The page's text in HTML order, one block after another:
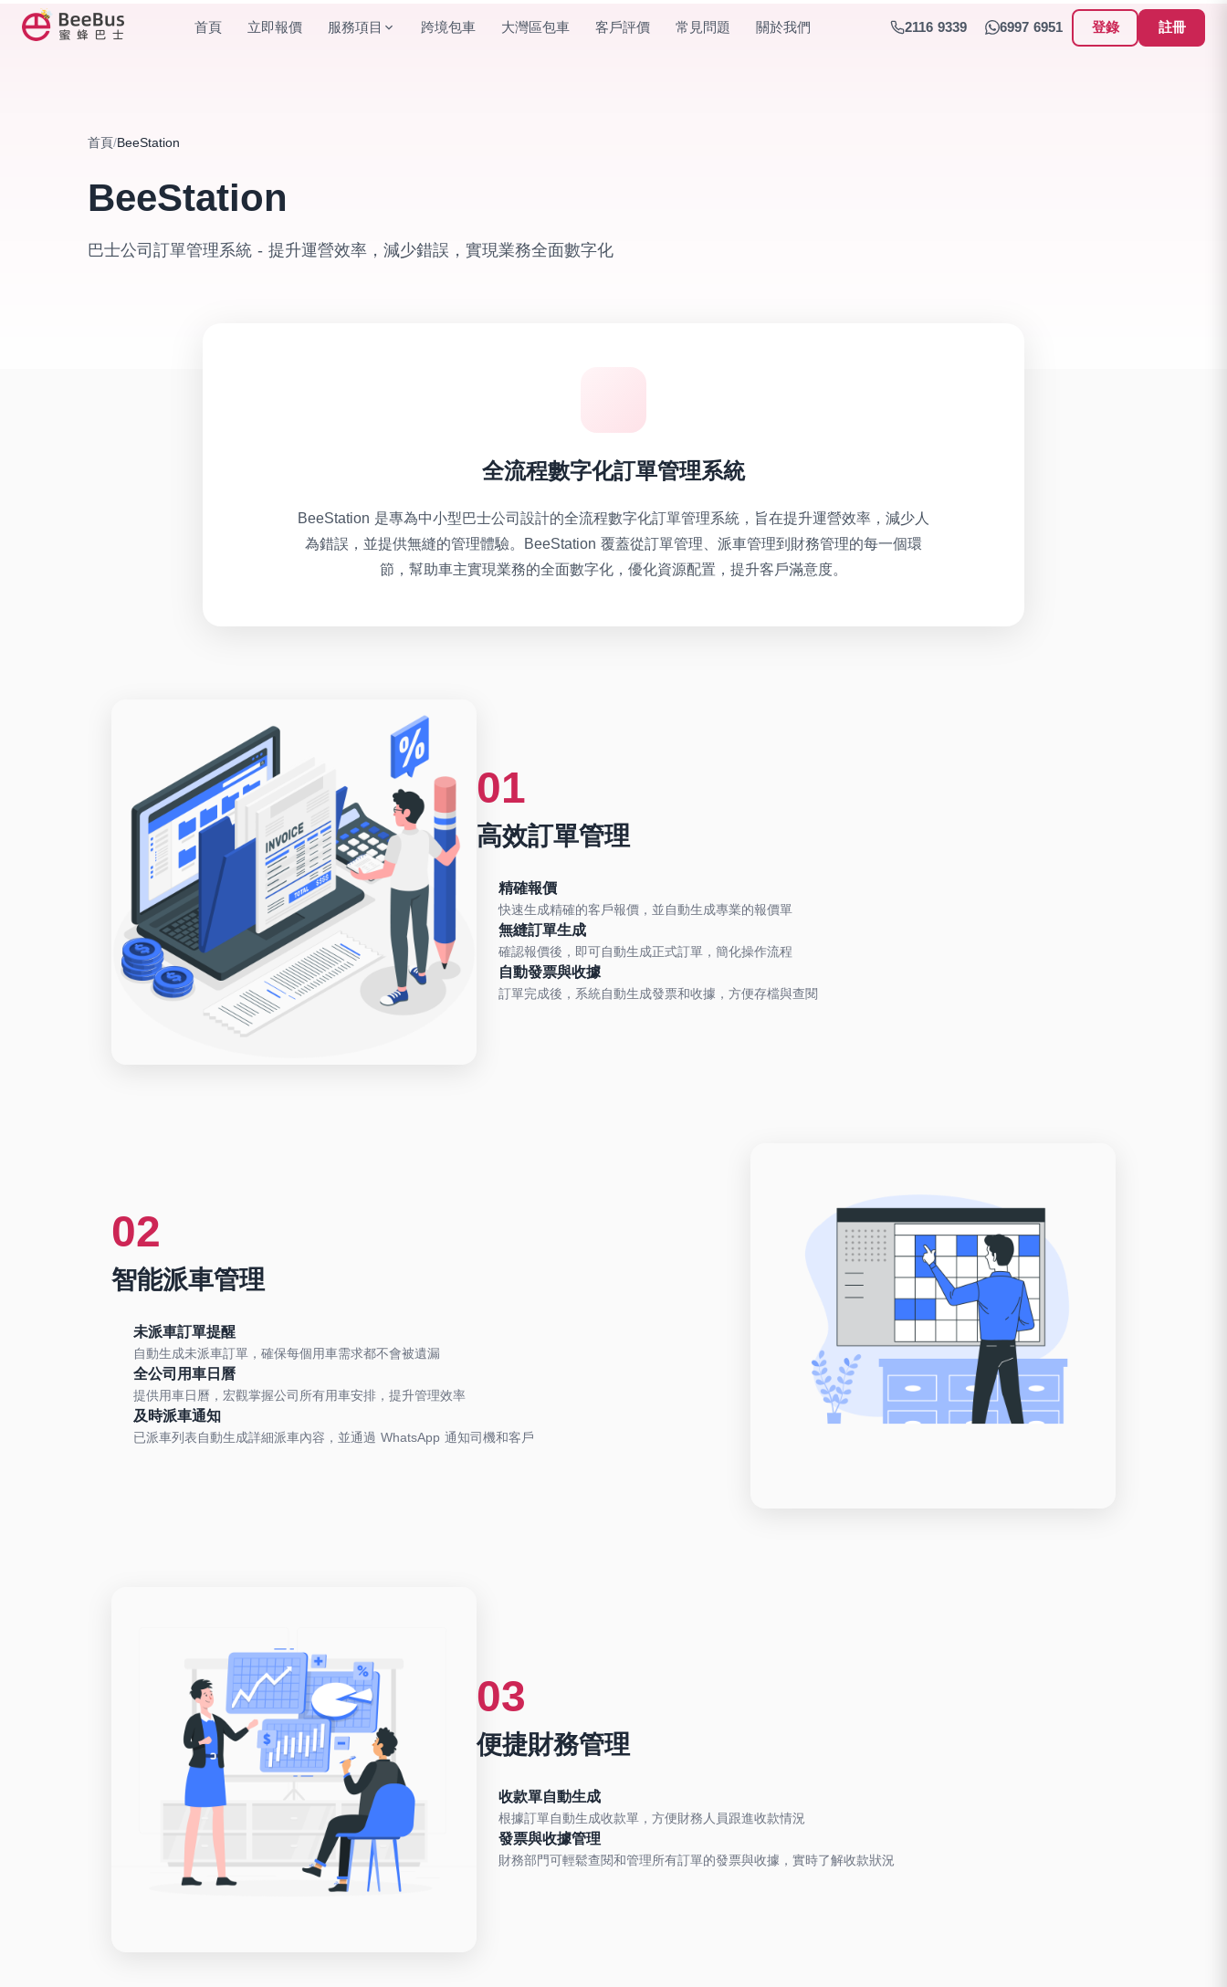
首頁 立即報價 服務項目 跨境包車 大灣區包車 客戶評價 常見問題 關於我們 2116 9339 6997 6951 登錄 註冊
首頁/BeeStation
BeeStation
巴士公司訂單管理系統 - 提升運營效率，減少錯誤，實現業務全面數字化
全流程數字化訂單管理系統
BeeStation 是專為中小型巴士公司設計的全流程數字化訂單管理系統，旨在提升運營效率，減少人
為錯誤，並提供無縫的管理體驗。BeeStation 覆蓋從訂單管理、派車管理到財務管理的每一個環
節，幫助車主實現業務的全面數字化，優化資源配置，提升客戶滿意度。
01
高效訂單管理
精確報價
快速生成精確的客戶報價，並自動生成專業的報價單
無縫訂單生成
確認報價後，即可自動生成正式訂單，簡化操作流程
自動發票與收據
訂單完成後，系統自動生成發票和收據，方便存檔與查閱
02
智能派車管理
未派車訂單提醒
自動生成未派車訂單，確保每個用車需求都不會被遺漏
全公司用車日曆
提供用車日曆，宏觀掌握公司所有用車安排，提升管理效率
及時派車通知
已派車列表自動生成詳細派車內容，並通過 WhatsApp 通知司機和客戶
03
便捷財務管理
收款單自動生成
根據訂單自動生成收款單，方便財務人員跟進收款情況
發票與收據管理
財務部門可輕鬆查閱和管理所有訂單的發票與收據，實時了解收款狀況